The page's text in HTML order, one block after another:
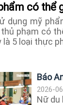
có thể
dụng mỹ
thủ phạm có
là 5 loại thực
Báo
2026-
Nữ du